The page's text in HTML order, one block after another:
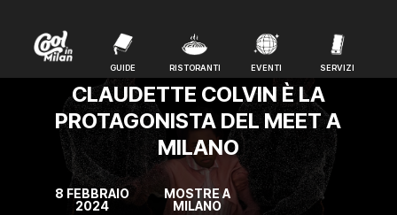
GUIDE RISTORANTI EVENTI SERVIZI
GUIDE RISTORANTI EVENTI SERVIZI
CLAUDETTE COLVIN È LA
PROTAGONISTA DEL MEET A
MILANO
8 FEBBRAIO
2024
MOSTRE A
MILANO